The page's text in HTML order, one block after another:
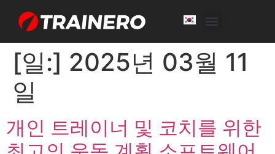
[일:] 2025년 03월 11
일
개인 트레이너 및 코치를 위한